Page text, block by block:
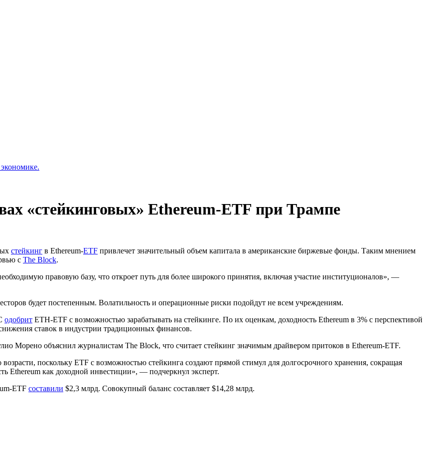
«стейкинговых» Ethereum-ETF при Трампе
стейкинг в Ethereum-ETF привлечет значительный объем капитала в американские биржевые фонды. Таким мнением
с The Block.
правовую базу, что откроет путь для более широкого принятия, включая участие институционалов», —
будет постепенным. Волатильность и операционные риски подойдут не всем учреждениям.
одобрит ETH-ETF с возможностью зарабатывать на стейкинге. По их оценкам, доходность Ethereum в 3% с перспективой
ставок в индустрии традиционных финансов.
Морено объяснил журналистам The Block, что считает стейкинг значимым драйвером притоков в Ethereum-ETF.
поскольку ETF с возможностью стейкинга создают прямой стимул для долгосрочного хранения, сокращая
Ethereum как доходной инвестиции», — подчеркнул эксперт.
ETF составили $2,3 млрд. Совокупный баланс составляет $14,28 млрд.